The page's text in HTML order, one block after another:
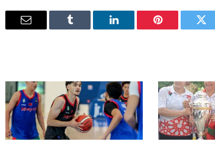
تويتر بينتيريستلينكدإن Tumblr
البريد